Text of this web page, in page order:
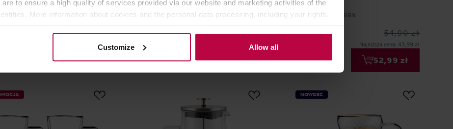
to ensure a high quality of services provided via our website and marketing activities of the
More information about cookies and the personal data processing, including your rights,
Customize Allow all
VIALLI DESIGN
119,90 zł
Najniższa cena: 85,99 zł
114,99 zł
Producent: VIALLI DESIGN
119,90 zł
Producent: VIALLI DESIGN
54,90 zł
Najniższa cena: 43,99 zł
52,99 zł
NOWOŚĆ